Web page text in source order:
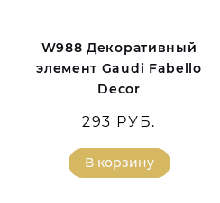
W988 Декоративный
элемент Gaudi Fabello
Decor
293 РУБ.
В корзину